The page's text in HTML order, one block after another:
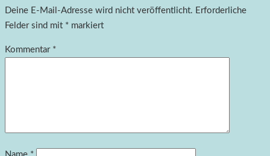
Deine E-Mail-Adresse wird nicht veröffentlicht. Erforderliche
Felder sind mit * markiert
Kommentar *